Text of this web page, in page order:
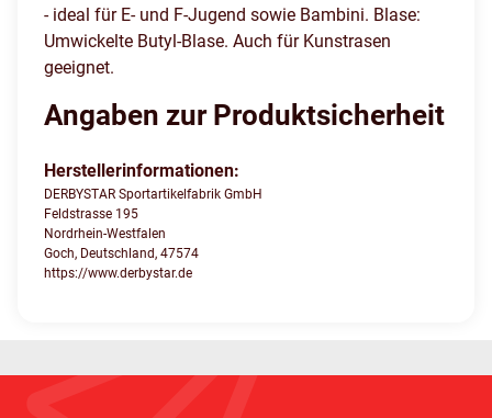
- ideal für E- und F-Jugend sowie Bambini. Blase:
Umwickelte Butyl-Blase. Auch für Kunstrasen
geeignet.
Angaben zur Produktsicherheit
Herstellerinformationen:
DERBYSTAR Sportartikelfabrik GmbH
Feldstrasse 195
Nordrhein-Westfalen
Goch, Deutschland, 47574
https://www.derbystar.de